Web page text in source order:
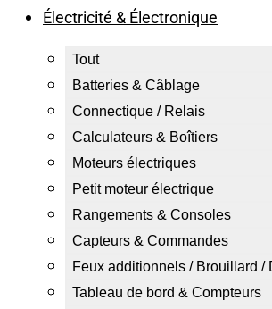
Électricité & Électronique
Tout
Batteries & Câblage
Connectique / Relais
Calculateurs & Boîtiers
Moteurs électriques
Petit moteur électrique
Rangements & Consoles
Capteurs & Commandes
Feux additionnels / Brouillard /
Tableau de bord & Compteurs